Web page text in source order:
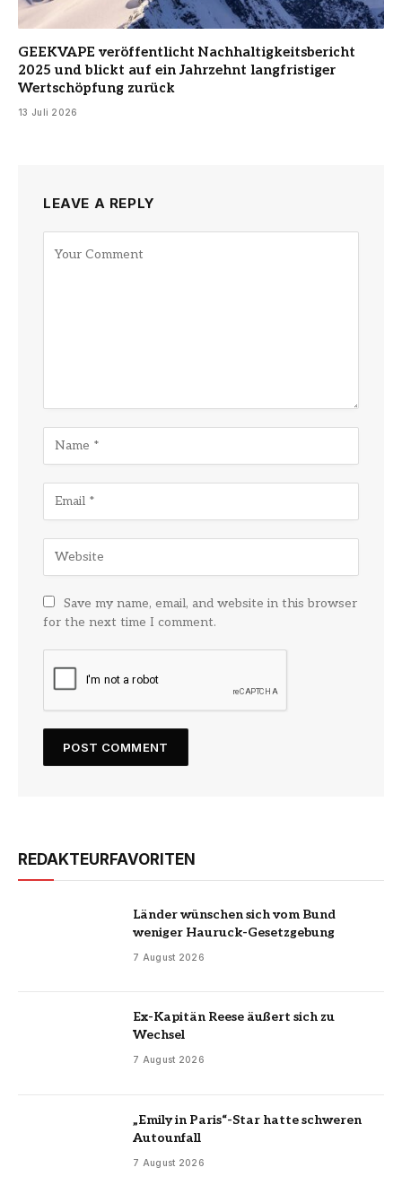
GEEKVAPE veröffentlicht Nachhaltigkeitsbericht
2025 und blickt auf ein Jahrzehnt langfristiger
Wertschöpfung zurück
13 Juli 2026
LEAVE A REPLY
Save my name, email, and website in this browser
for the next time I comment.
REDAKTEURFAVORITEN
Länder wünschen sich vom Bund
weniger Hauruck-Gesetzgebung
7 August 2026
Ex-Kapitän Reese äußert sich zu
Wechsel
7 August 2026
„Emily in Paris“-Star hatte schweren
Autounfall
7 August 2026